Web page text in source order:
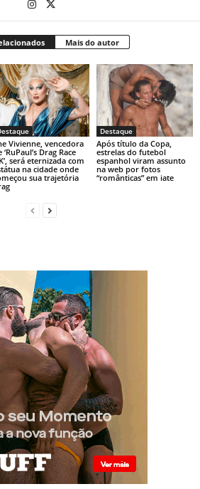
Mais do autor
Vivienne, vencedora
‘RuPaul’s Drag Race
será eternizada com
na cidade onde
sua trajetória
Destaque
Após título da Copa,
estrelas do futebol
espanhol viram assunto
na web por fotos
“românticas” em iate